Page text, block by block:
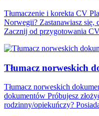
Tłumaczenie i korekta CV
Norwegii? Zastanawiasz się,
Zacznij od przygotowania
Tłumacz norweskich
Tłumacz norweskich
dokumentów Próbujesz
rodzinny/opiekuńczy?